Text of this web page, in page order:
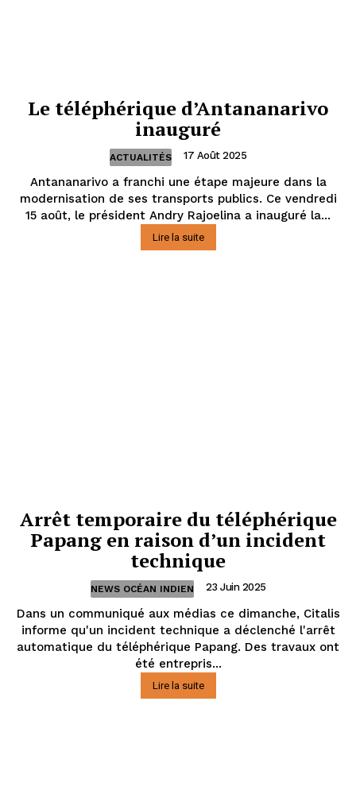
Le téléphérique d’Antananarivo
inauguré
ACTUALITÉS 17 Août 2025
Antananarivo a franchi une étape majeure dans la
modernisation de ses transports publics. Ce vendredi
15 août, le président Andry Rajoelina a inauguré la...
Lire la suite
Arrêt temporaire du téléphérique
Papang en raison d’un incident
technique
NEWS OCÉAN INDIEN 23 Juin 2025
Dans un communiqué aux médias ce dimanche, Citalis
informe qu'un incident technique a déclenché l'arrêt
automatique du téléphérique Papang. Des travaux ont
été entrepris...
Lire la suite